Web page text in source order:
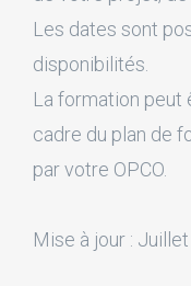
Les dates sont
disponibilités.
La formation peut
cadre du plan de
par votre OPCO.
Mise à jour :